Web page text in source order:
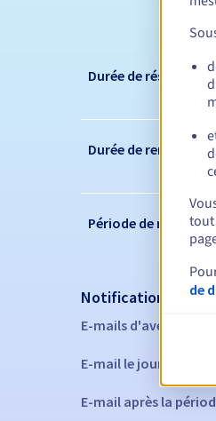
Durée de
Durée de
Période de
Notifications
E-mails
E-mail le jour de
E-mail après la
tout
de